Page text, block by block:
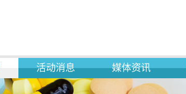
活动消息 媒体资讯